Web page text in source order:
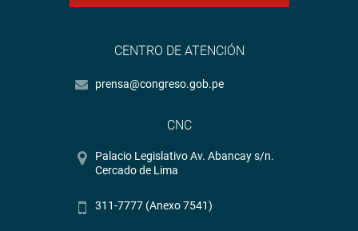
CENTRO DE ATENCIÓN
prensa@congreso.gob.pe
CNC
Palacio Legislativo Av. Abancay s/n.
Cercado de Lima
311-7777 (Anexo 7541)